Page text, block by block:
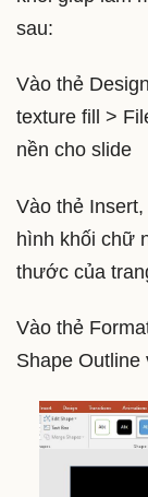
sau:
Vào thẻ
texture fill >
nền cho slide
Vào thẻ
hình khối chữ
thước của
Vào thẻ
Shape Outline